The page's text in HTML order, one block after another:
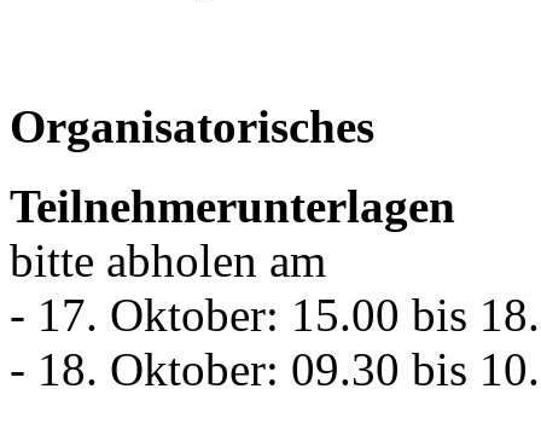
Organisatorisches
Teilnehmerunterlagen
bitte abholen am
- 17. Oktober: 15.00 bis
- 18. Oktober: 09.30 bis